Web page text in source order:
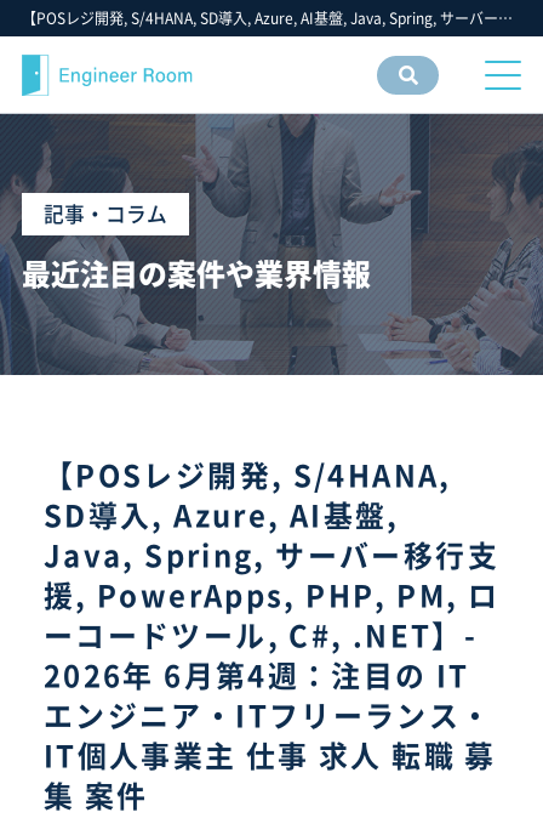
【POSレジ開発, S/4HANA, SD導入, Azure, AI基盤, Java, Spring, サーバー移行支援, PowerApps, PHP, PM, ローコードツール, C#, .NET】- 2026年 6月第4週：注目の ITエンジニア・ITフリーランス・IT個人事業主 仕事 求人 転職 募集 案件 - フリーエンジニア IT 案件 求人【エンジニアルーム】ITフリーランス ITエンジニア IT個人事業主 仕事 転職 募集
記事・コラム
最近注目の案件や業界情報
【POSレジ開発, S/4HANA,
SD導入, Azure, AI基盤,
Java, Spring, サーバー移行支
援, PowerApps, PHP, PM, ロ
ーコードツール, C#, .NET】-
2026年 6月第4週：注目の IT
エンジニア・ITフリーランス・
IT個人事業主 仕事 求人 転職 募
集 案件